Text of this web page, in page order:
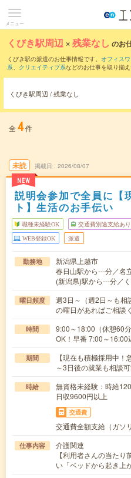
メニュー
くびき駅周辺 ×残業なし のお
くびき駅の派遣のお仕事情報です。 オフィス
系、 クリエイティブ系などのお仕事を取り揃
くびき駅周辺 / 残業なし
全 4件
未読
NEW
掲載日 2026/08/07
説明会参加で全員に【
ト】生活のお手伝い
職種未経験OK 交通費別途支給あり
WEB登録OK 派遣
勤務地
新潟県上越市
春日山駅から---分／名
(新潟県)駅から---分／
曜日頻度
週3日～（週2日～も相
の曜日があればご相談
時間
9:00～18:00（休憩60
OK！早番 7:00～
期間
【現在も積極採用中
～3日後の就業も相談可
時給
無資格未経験：時給
日収9600円以上
交通費
交通費全額支給（ガソ
仕事内容
介護関連
【利用者さんの当た
い「ベッドから起き上